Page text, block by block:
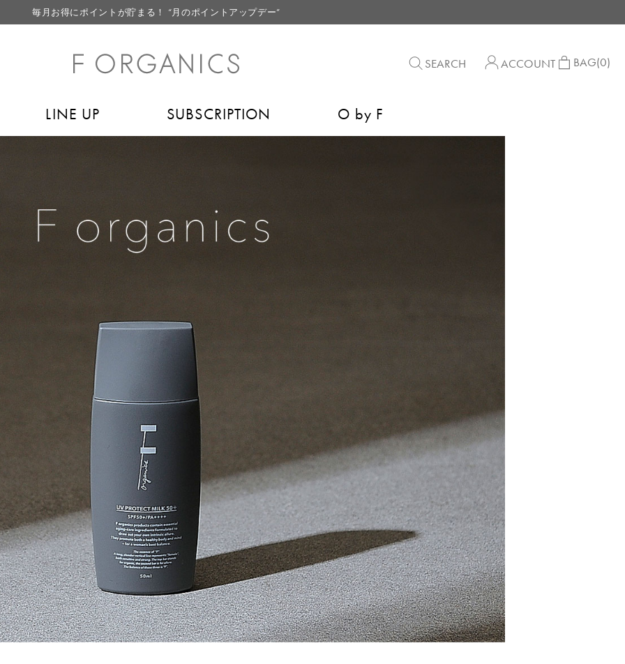
毎月お得にポイントが貯まる！ “月のポイントアップデー”
【重要】F ORGANICS Websiteの統合に関するお知らせ
毎月お得にポイントが貯まる！ “月のポイントアップデー”
LINE お友達登録で500円クーポン プレゼント
SEARCH ACCOUNT BAG(0)
LINE UP SUBSCRIPTION O by F